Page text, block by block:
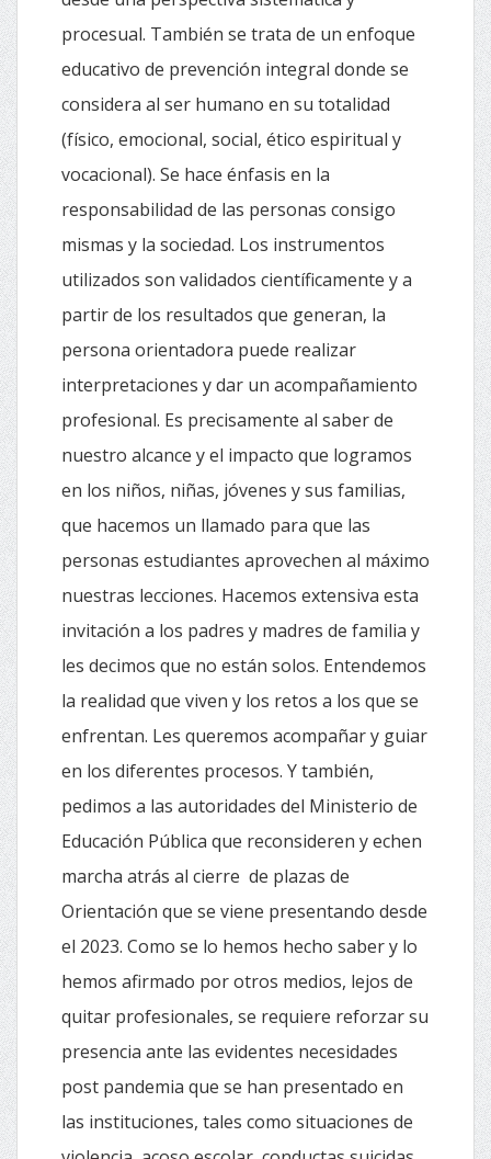
procesual. También se trata de un enfoque
educativo de prevención integral donde se
considera al ser humano en su totalidad
(físico, emocional, social, ético espiritual y
vocacional). Se hace énfasis en la
responsabilidad de las personas consigo
mismas y la sociedad. Los instrumentos
utilizados son validados científicamente y a
partir de los resultados que generan, la
persona orientadora puede realizar
interpretaciones y dar un acompañamiento
profesional. Es precisamente al saber de
nuestro alcance y el impacto que logramos
en los niños, niñas, jóvenes y sus familias,
que hacemos un llamado para que las
personas estudiantes aprovechen al máximo
nuestras lecciones. Hacemos extensiva esta
invitación a los padres y madres de familia y
les decimos que no están solos. Entendemos
la realidad que viven y los retos a los que se
enfrentan. Les queremos acompañar y guiar
en los diferentes procesos. Y también,
pedimos a las autoridades del Ministerio de
Educación Pública que reconsideren y echen
marcha atrás al cierre de plazas de
Orientación que se viene presentando desde
el 2023. Como se lo hemos hecho saber y lo
hemos afirmado por otros medios, lejos de
quitar profesionales, se requiere reforzar su
presencia ante las evidentes necesidades
post pandemia que se han presentado en
las instituciones, tales como situaciones de